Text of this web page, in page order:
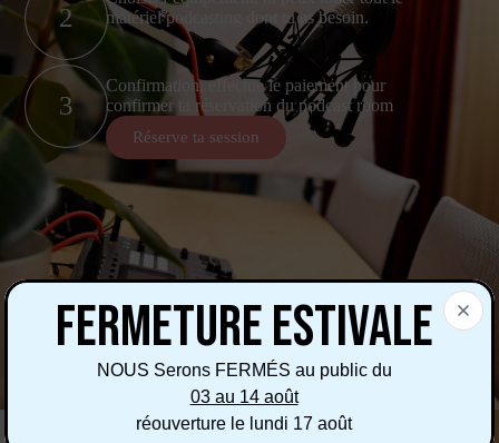
2
matériel podcasting dont tu as besoin.
3
Confirmation, effectue le paiement pour
confirmer ta réservation du podcast room
Réserve ta session
FERMETURE ESTIVALE
NOUS Serons FERMÉS au public du
03 au 14 août
réouverture le lundi 17 août